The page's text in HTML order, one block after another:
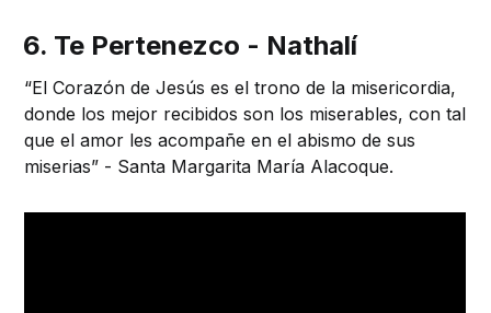
6. Te Pertenezco - Nathalí
“El Corazón de Jesús es el trono de la misericordia,
donde los mejor recibidos son los miserables, con tal
que el amor les acompañe en el abismo de sus
miserias” - Santa Margarita María Alacoque.